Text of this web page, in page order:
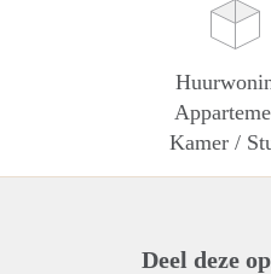
Kamer /
Deel deze